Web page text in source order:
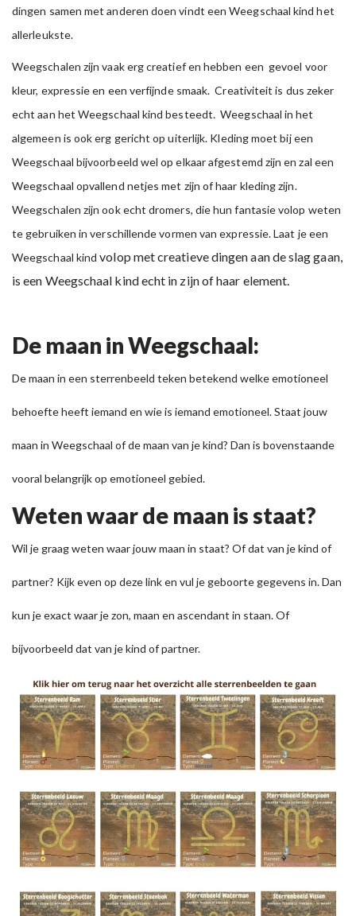
dingen samen met anderen doen vindt een Weegschaal kind het
allerleukste.
Weegschalen zijn vaak erg creatief en hebben een gevoel voor
kleur, expressie en een verfijnde smaak. Creativiteit is dus zeker
echt aan het Weegschaal kind besteedt. Weegschaal in het
algemeen is ook erg gericht op uiterlijk. Kleding moet bij een
Weegschaal bijvoorbeeld wel op elkaar afgestemd zijn en zal een
Weegschaal opvallend netjes met zijn of haar kleding zijn.
Weegschalen zijn ook echt dromers, die hun fantasie volop weten
te gebruiken in verschillende vormen van expressie. Laat je een
Weegschaal kindvolop met creatieve dingen aan de slag gaan,
is een Weegschaal kind echt in zijn of haar element.
De maan in Weegschaal:
De maan in een sterrenbeeld teken betekend welke emotioneel
behoefte heeft iemand en wie is iemand emotioneel. Staat jouw
maan in Weegschaal of de maan van je kind? Dan is bovenstaande
vooral belangrijk op emotioneel gebied.
Weten waar de maan is staat?
Wil je graag weten waar jouw maan in staat? Of dat van je kind of
partner? Kijk even op deze linken vul je geboorte gegevens in. Dan
kun je exact waar je zon, maan en ascendant in staan. Of
bijvoorbeeld dat van je kind of partner.